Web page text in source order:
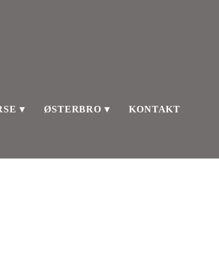
ØSTERBRO KONTAKT